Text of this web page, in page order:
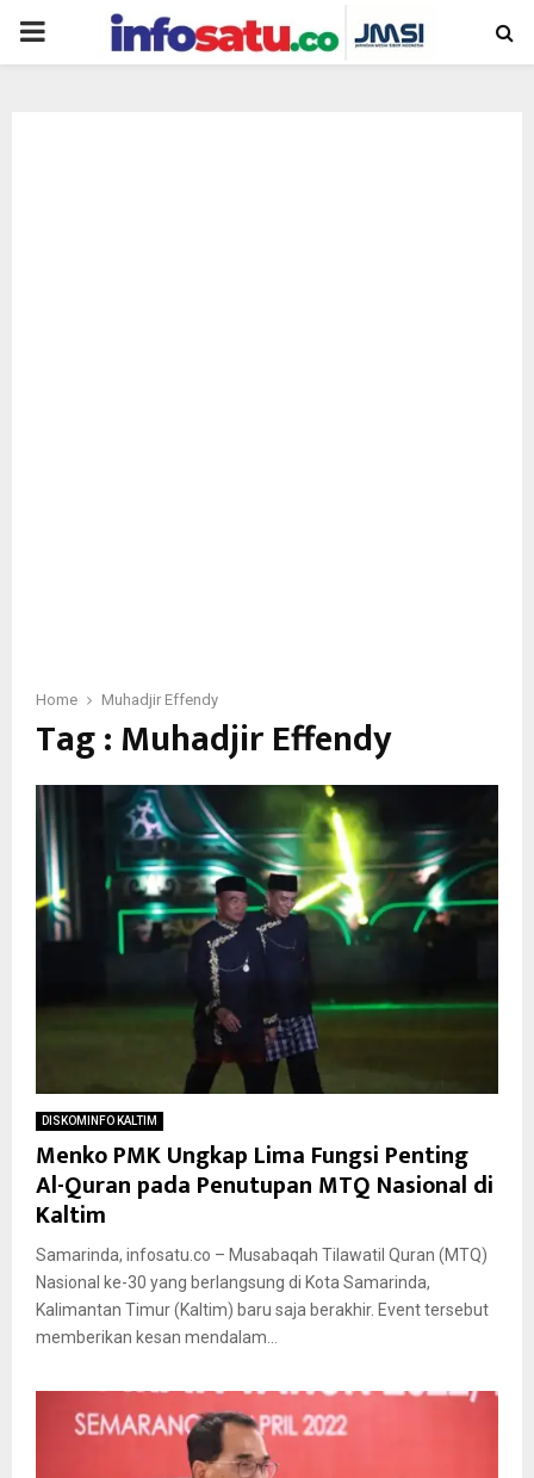
PRIMARY
Home Muhadjir Effendy
Tag : Muhadjir Effendy
DISKOMINFO KALTIM
Menko PMK Ungkap Lima Fungsi Penting
Al-Quran pada Penutupan MTQ Nasional di
Kaltim
Samarinda, infosatu.co – Musabaqah Tilawatil Quran (MTQ)
Nasional ke-30 yang berlangsung di Kota Samarinda,
Kalimantan Timur (Kaltim) baru saja berakhir. Event tersebut
memberikan kesan mendalam...